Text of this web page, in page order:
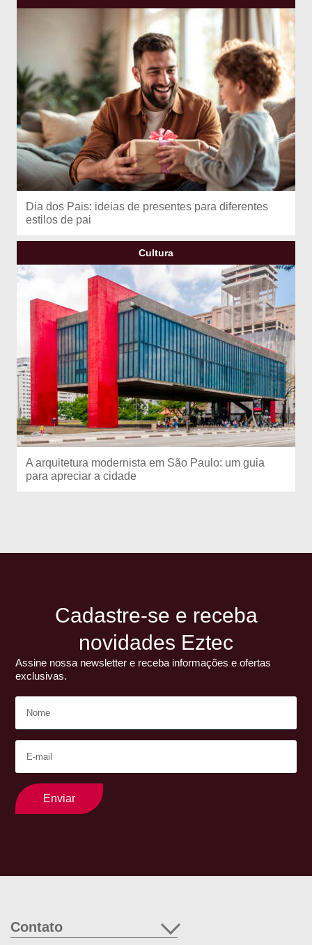
Dia dos Pais: ideias de presentes para diferentes
estilos de pai
Cultura
A arquitetura modernista em São Paulo: um guia
para apreciar a cidade
Cadastre-se e receba
novidades Eztec
Assine nossa newsletter e receba informações e ofertas
exclusivas.
Enviar
Contato